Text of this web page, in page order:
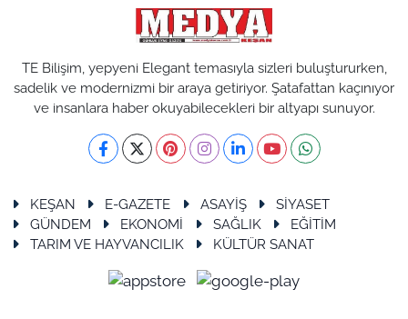
TE Bilişim, yepyeni Elegant temasıyla sizleri buluştururken,
sadelik ve modernizmi bir araya getiriyor. Şatafattan kaçınıyor
ve insanlara haber okuyabilecekleri bir altyapı sunuyor.
KEŞAN E-GAZETE ASAYİŞ
SİYASET
GÜNDEM
EKONOMİ SAĞLIK
EĞİTİM
TARIM VE HAYVANCILIK
KÜLTÜR SANAT